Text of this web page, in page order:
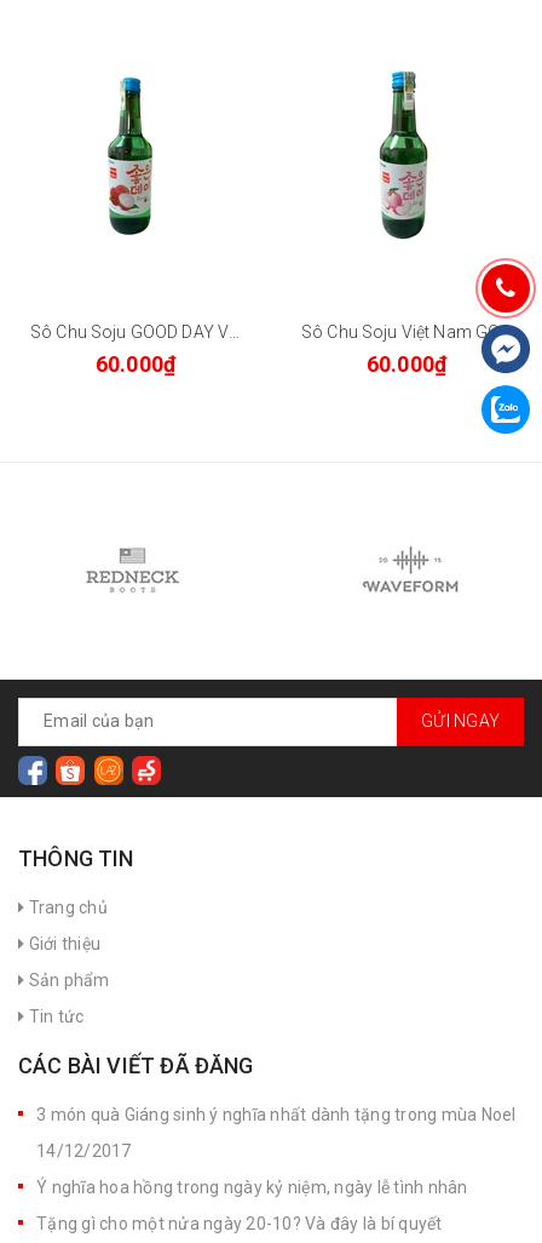
60.000₫
Sô Chu Soju Việt Nam GOOD DAY Peach 12.5% 360ml- Vị Đào
60.000₫
GỬI NGAY
THÔNG TIN
Trang chủ
Giới thiệu
Sản phẩm
Tin tức
CÁC BÀI VIẾT ĐÃ ĐĂNG
3 món quà Giáng sinh ý nghĩa nhất dành tặng trong mùa Noel
14/12/2017
Ý nghĩa hoa hồng trong ngày kỷ niệm, ngày lễ tình nhân
Tặng gì cho một nửa ngày 20-10? Và đây là bí quyết